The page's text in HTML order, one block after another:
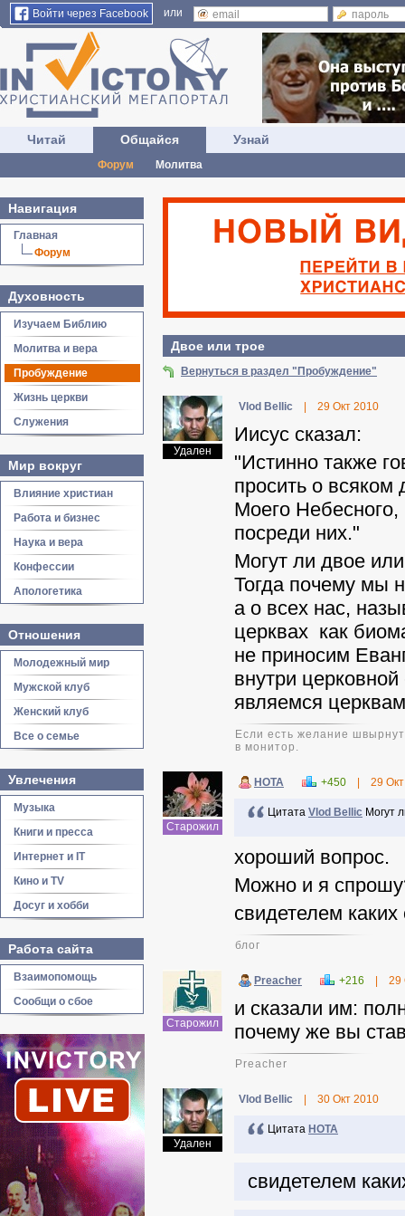
Войти через Facebook или
Читай Общайся
Форум Молитва
Узнай
Навигация
Главная
Форум
Духовность
Изучаем Библию
Молитва и вера
Пробуждение
Жизнь церкви
Служения
Мир вокруг
Влияние христиан
Работа и бизнес
Наука и вера
Конфессии
Апологетика
Отношения
Молодежный мир
Мужской клуб
Женский клуб
Все о семье
Увлечения
Музыка
Книги и пресса
Интернет и IT
Кино и TV
Досуг и хобби
Работа сайта
Взаимопомощь
Сообщи о сбое
Двое или трое
Вернуться в раздел "Пробуждение"
Удален
Vlod Bellic 29 Окт 2010
Иисус сказал:
"Истинно также
просить о всяком
Моего
посреди них."
Могут ли двое
Тогда почему мы
а о всех нас,
церквах как
не приносим
внутри
являемся
Если есть желание
в монитор.
Старожил
НОТА +450 29
Цитата Vlod Bellic Могут
хороший вопрос.
Можно и я
свидетелем
блог
Старожил
Preacher +216 29
и сказали им:
почему же вы
Preacher
Удален
Vlod Bellic 30 Окт 2010
Цитата НОТА
свидетелем